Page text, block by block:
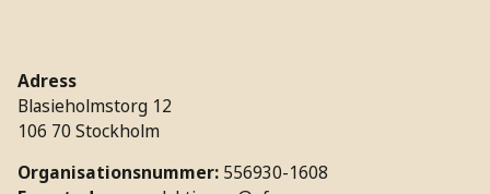
Adress
Blasieholmstorg 12
106 70 Stockholm
Organisationsnummer: 556930-1608